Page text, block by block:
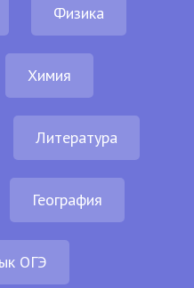
Физика
Химия
Литература
География
ОГЭ